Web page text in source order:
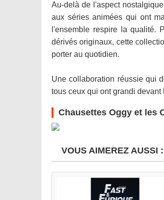
Au-delà de l'aspect
aux séries animées qui ont
l'ensemble respire la qualité.
dérivés originaux, cette
porter au quotidien.
Une collaboration réussie qui
tous ceux qui ont grandi
Chausettes Oggy et les
VOUS AIMEREZ AUSSI :